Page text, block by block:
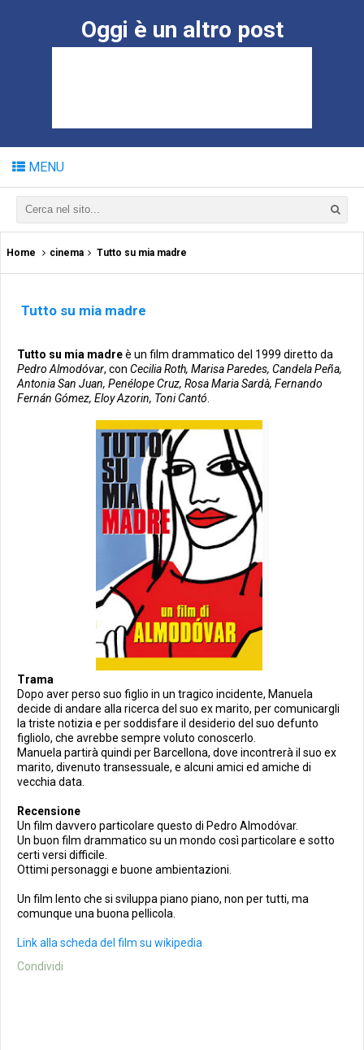
Oggi è un altro post
MENU
Home cinema Tutto su mia madre
Tutto su mia madre
Tutto su mia madreè un film drammatico del 1999 diretto da
Pedro Almodóvar, con Cecilia Roth, Marisa Paredes, Candela Peña,
Antonia San Juan, Penélope Cruz, Rosa Maria Sardà, Fernando
Fernán Gómez, Eloy Azorin, Toni Cantó
Trama
Dopo aver perso suo figlio in un tragico incidente, Manuela
decide di andare alla ricerca del suo ex marito, per comunicargli
la triste notizia e per soddisfare il desiderio del suo defunto
figliolo, che avrebbe sempre voluto conoscerlo.
Manuela partirà quindi per Barcellona, dove incontrerà il suo ex
marito, divenuto transessuale, e alcuni amici ed amiche di
vecchia data.
Recensione
Un film davvero particolare questo di Pedro Almodóvar.
Un buon film drammatico su un mondo così particolare e sotto
certi versi difficile.
Ottimi personaggi e buone ambientazioni.
Un film lento che si sviluppa piano piano, non per tutti, ma
comunque una buona pellicola.
Link alla scheda del film su wikipedia
Condividi